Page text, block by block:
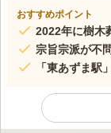
おすすめポイント
2022年に樹木
宗旨宗派が不問
「東あずま駅